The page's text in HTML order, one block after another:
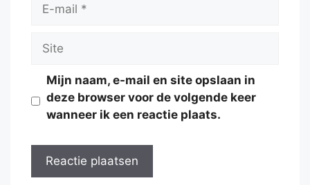
Site
Mijn naam, e-mail en site opslaan in
deze browser voor de volgende keer
wanneer ik een reactie plaats.